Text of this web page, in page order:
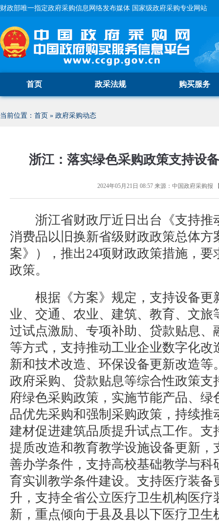
财政部唯一指定政府采购信息网络发布媒体 国家级政府采购专业网站
首页 政采法规 购买服务
当前位置： 首页 » 政府采购动态
浙江：落实绿色采购政策支持设
2024年05月21日 08:57来源： 中国政府采购报
浙江省财政厅近日出台《支持推
消费品以旧换新省级财政政策总体方
案》），推出24项财政政策措施，
政策。
根据《方案》规定，支持设备更
业、交通、农业、建筑、教育、文旅
过试点激励、专项补助、贷款贴息、
等方式，支持推动工业企业数字化改
新和技术改造、环保设备更新改造等
政府采购、贷款贴息等综合性政策支
府绿色采购政策，实施节能产品、绿
品优先采购和强制采购政策，持续推
建材促进建筑品质提升试点工作。支
提质改造和教育教学设施设备更新，
善办学条件，支持高校基础教学与科
育实训教学条件建设。支持医疗装备
升，支持全省公立医疗卫生机构医疗
新，重点倾向于县及县以下医疗卫生